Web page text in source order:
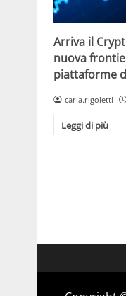
Arriva il
nuova
piattaforme
carla.rigoletti
Leggi di più